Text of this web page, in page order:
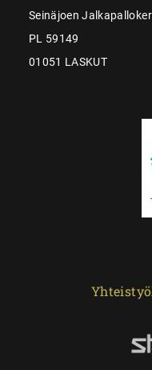
Seinäjoen
PL 59149
01051 LASKUT